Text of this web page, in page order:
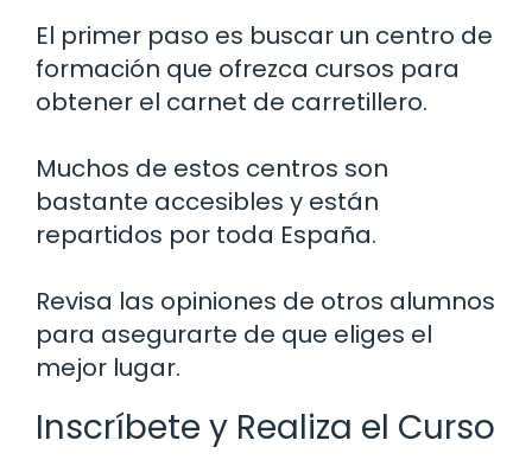
El primer paso es buscar un centro de
formación que ofrezca cursos para
obtener el carnet de carretillero.
Muchos de estos centros son
bastante accesibles y están
repartidos por toda España.
Revisa las opiniones de otros alumnos
para asegurarte de que eliges el
mejor lugar.
Inscríbete y Realiza el Curso